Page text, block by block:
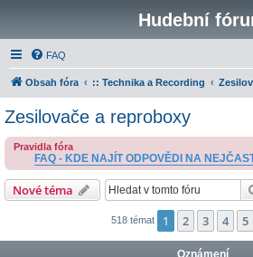
Hudební
FAQ
Obsah fóra :: Technika a Recording
Zesilovače a reproboxy
Pravidla fóra
FAQ - KDE NAJÍT ODPOVĚDI NA
Nové téma
518 témat 1 2 3 4 5
Oznámení